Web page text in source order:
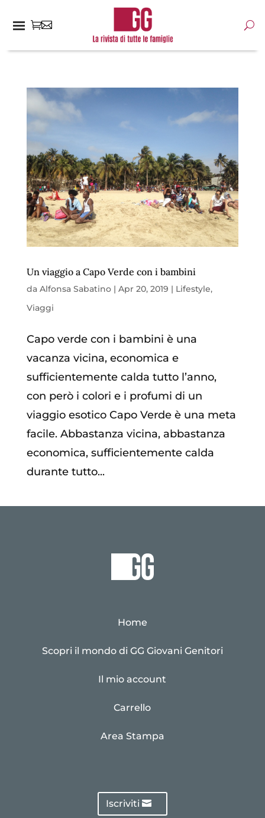
Un viaggio a Capo Verde con i bambini
da Alfonsa Sabatino| Apr 20, 2019 | Lifestyle,
Viaggi
Capo verde con i bambini è una
vacanza vicina, economica e
sufficientemente calda tutto l’anno,
con però i colori e i profumi di un
viaggio esotico Capo Verde è una meta
facile. Abbastanza vicina, abbastanza
economica, sufficientemente calda
durante tutto...
Home
Scopri il mondo di GG Giovani Genitori
Il mio account
Carrello
Area Stampa
Iscriviti